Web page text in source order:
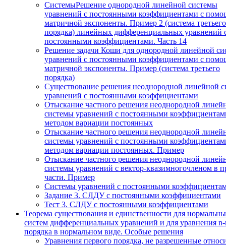
СистемыРешение однородной линейной системы
уравнений с постоянными коэффициентами с
матричной экспоненты. Пример 2 (система третьего
порядка) линейных дифференциальных уравнений
постоянными коэффициентами. Часть 14
Решение задачи Коши для однородной линейной
уравнений с постоянными коэффициентами с
матричной экспоненты. Пример (система третьего
порядка)
Существование решения неоднородной линейной
уравнений с постоянными коэффициентами
Отыскание частного решения неоднородной
системы уравнений с постоянными
методом вариации постоянных
Отыскание частного решения неоднородной
системы уравнений с постоянными
методом вариации постоянных. Пример
Отыскание частного решения неоднородной
системы уравнений с вектор-квазимногочленом в
части. Пример
Системы уравнений с постоянными
Задание 3. СЛДУ с постоянными коэффициентами
Тест 3. СЛДУ с постоянными коэффициентами
Теорема существования и единственности для
систем дифференциальных уравнений и для уравнения n-
порядка в нормальном виде. Особые решения
Уравнения первого порядка, не разрешенные